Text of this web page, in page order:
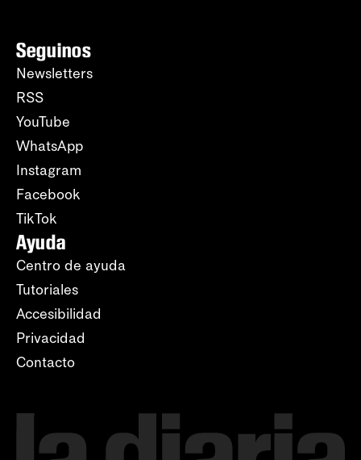
Seguinos
Newsletters
RSS
YouTube
WhatsApp
Instagram
Facebook
TikTok
Ayuda
Centro de ayuda
Tutoriales
Accesibilidad
Privacidad
Contacto